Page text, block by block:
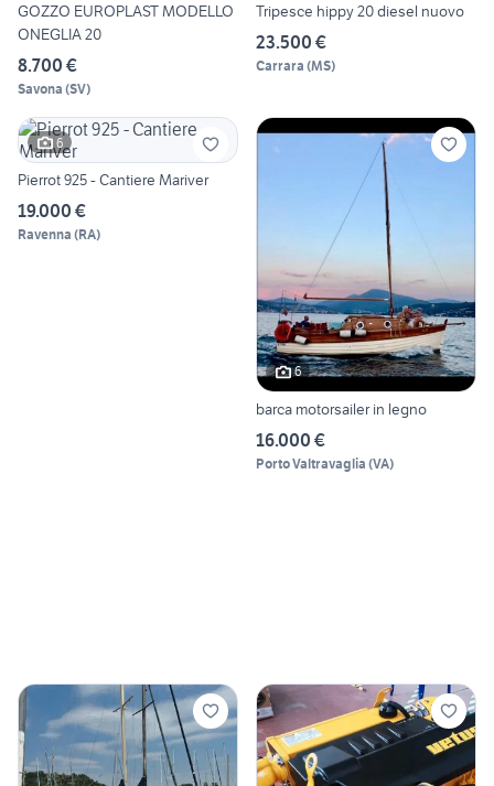
GOZZO EUROPLAST MODELLO
ONEGLIA 20
8.700 €
Savona (SV)
Tripesce hippy 20 diesel nuovo
23.500 €
Carrara (MS)
6
Pierrot 925 - Cantiere Mariver
19.000 €
Ravenna (RA)
6
barca motorsailer in legno
16.000 €
Porto Valtravaglia (VA)